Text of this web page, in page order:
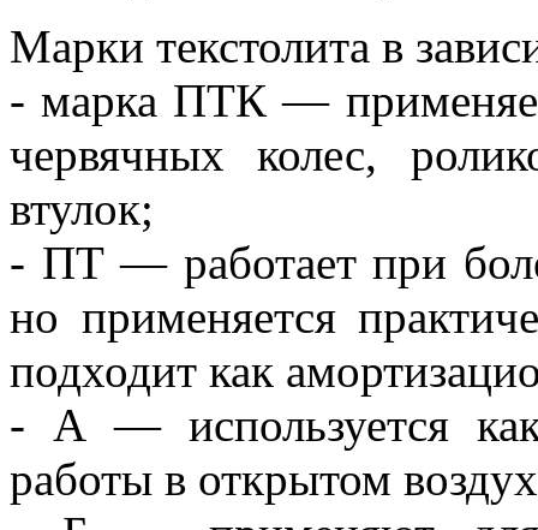
Марки текстолита в
- марка ПТК —
червячных колес,
втулок;
- ПТ — работает при
но применяется
подходит как
- А — используется
работы в открытом